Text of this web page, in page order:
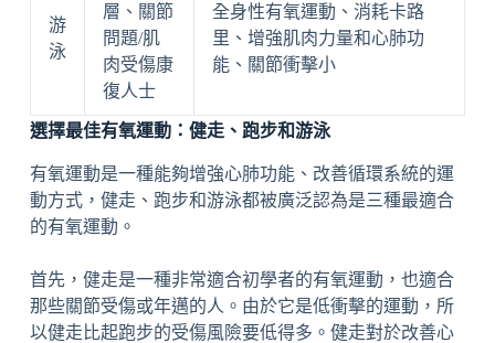
游
泳
層、關節
問題/肌
肉受傷康
復人士
全身性有氧運動、消耗卡路
里、增強肌肉力量和心肺功
能、關節衝擊小
選擇最佳有氧運動：健走、跑步和游泳
有氧運動是一種能夠增強心肺功能、改善循環系統的運
動方式，健走、跑步和游泳都被廣泛認為是三種最適合
的有氧運動。
首先，健走是一種非常適合初學者的有氧運動，也適合
那些關節受傷或年邁的人。由於它是低衝擊的運動，所
以健走比起跑步的受傷風險要低得多。健走對於改善心